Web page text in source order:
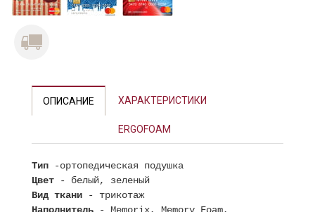
ОПИСАНИЕ ХАРАКТЕРИСТИКИ
ERGOFOAM
Тип -ортопедическая подушка
Цвет - белый, зеленый
Вид ткани - трикотаж